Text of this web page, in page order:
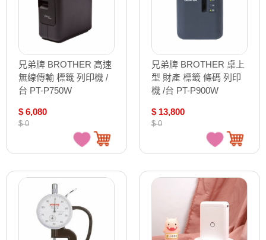
兄弟牌 BROTHER 高速
無線傳輸 標籤 列印機 /
台 PT-P750W
$ 6,080
$ 0
兄弟牌 BROTHER 桌上
型 財產 標籤 條碼 列印
機 /台 PT-P900W
$ 13,800
$ 0